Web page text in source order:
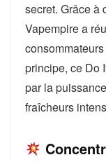
secret. Grâce à
Vapempire a
principe, ce Do
par la
fraîcheurs